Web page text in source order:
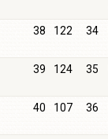
38 122 34
39 124 35
40 107 36